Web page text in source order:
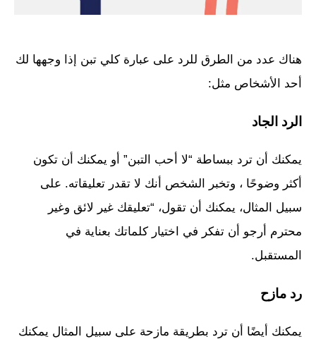
هناك عدد من الطرق للرد على عبارة كلي تبن إذا وجهها لك
أحد الأشخاص مثل:
الرد الجاد
يمكنك أن ترد ببساطة “لا أحب التبن” أو يمكنك أن تكون
أكثر وضوحًا ، وتخبر الشخص أنك لا تقدر تعليقاته. على
سبيل المثال، يمكنك أن تقول، “تعليقك غير لائق وغير
محترم أرجو أن تفكر في اختيار كلماتك بعناية في
المستقبل.
رد مازح
يمكنك أيضًا أن ترد بطريقة مازحة على سبيل المثال يمكنك